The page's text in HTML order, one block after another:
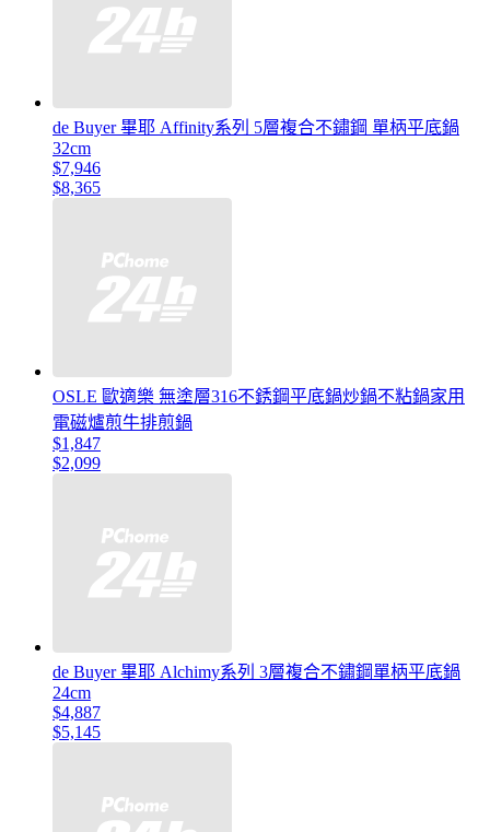
de Buyer 畢耶 Affinity系列 5層複合不鏽鋼 單柄平底鍋
32cm
$7,946
$8,365
OSLE 歐適樂 無塗層316不銹鋼平底鍋炒鍋不粘鍋家用
電磁爐煎牛排煎鍋
$1,847
$2,099
de Buyer 畢耶 Alchimy系列 3層複合不鏽鋼單柄平底鍋
24cm
$4,887
$5,145